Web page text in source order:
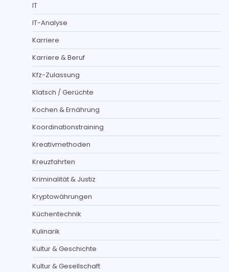
IT
IT-Analyse
Karriere
Karriere & Beruf
Kfz-Zulassung
Klatsch / Gerüchte
Kochen & Ernährung
Koordinationstraining
Kreativmethoden
Kreuzfahrten
Kriminalität & Justiz
Kryptowährungen
Küchentechnik
Kulinarik
Kultur & Geschichte
Kultur & Gesellschaft